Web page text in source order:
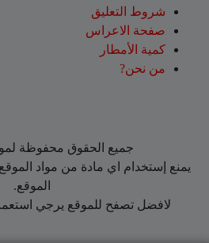
شروط التعليق‎
صفحة الاعراس
كمية الأمطار
من نحن?
جميع الحقوق محفوظة
يمنع إستخدام اي مادة من مواد
الموقع.
لافضل تصفح للموقع يرجي